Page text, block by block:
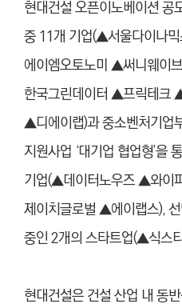
현대건설 오픈이노베이션 공
중 11개 기업(▲서울다이나
에이엠오토노미 ▲써니웨이
한국그린데이터 ▲프릭테크
▲디에이랩)과 중소벤처기업
지원사업 ‘대기업 협업형’을
기업(▲데이터노우즈 ▲와
제이치글로벌 ▲에이랩스),
중인 2개의 스타트업(▲식스
현대건설은 건설 산업 내 동